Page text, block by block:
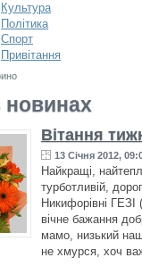
Культура
Політика
Спорт
Привітання
Вітання
13 Січня 2012,
Найкращі,
турботливій,
Никифорівні
вічне бажання
мамо, низький
не хмурся, хоч